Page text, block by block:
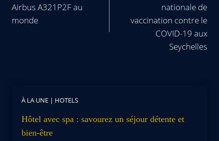
Airbus A321P2F au
monde
nationale de
vaccination contre le
COVID-19 aux
Seychelles
À LA UNE | HOTELS
Hôtel avec spa : savourez un séjour détente et
bien-être